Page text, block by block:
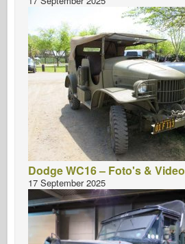
Dodge WC16 – Foto's & Video
17 September 2025